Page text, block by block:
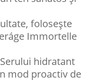
folosește
Immortelle
hidratant
mod proactiv de